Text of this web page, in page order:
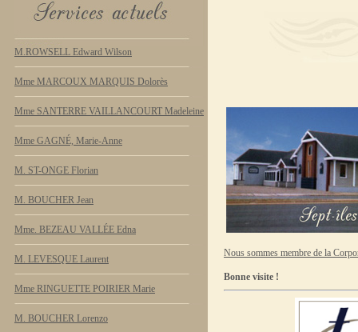
M.ROWSELL Edward Wilson
Mme MARCOUX MARQUIS Dolorès
Mme SANTERRE VAILLANCOURT Madeleine
Mme GAGNÉ, Marie-Anne
M. ST-ONGE Florian
M. BOUCHER Jean
Mme. BEZEAU VALLÉE Edna
M. LEVESQUE Laurent
Mme RINGUETTE POIRIER Marie
M. BOUCHER Lorenzo
Nous sommes membre de la
Bonne visite !